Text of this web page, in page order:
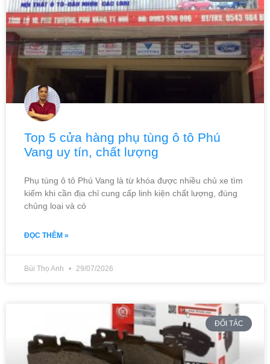
Top 5 cửa hàng phụ tùng ô tô Phú
Vang uy tín, chất lượng
Phụ tùng ô tô Phú Vang là từ khóa được nhiều chủ xe tìm
kiếm khi cần địa chỉ cung cấp linh kiện chất lượng, đúng
chủng loại và có
ĐỌC THÊM »
Bùi Thọ Anh 29/07/2026
ĐỐI TÁC